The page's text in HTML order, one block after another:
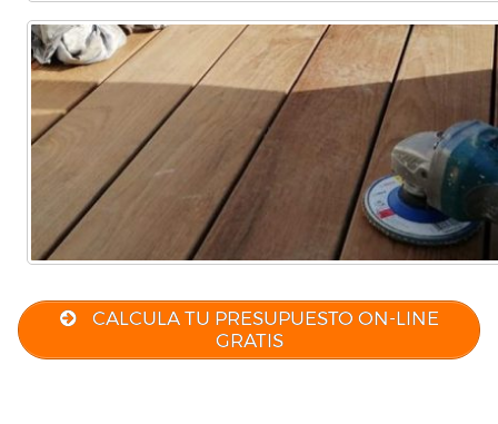
CALCULA TU PRESUPUESTO ON-LINE
GRATIS